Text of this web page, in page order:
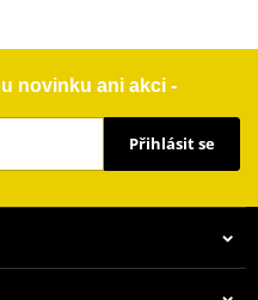
novinku ani akci -
Přihlásit se